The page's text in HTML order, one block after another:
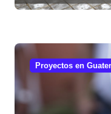
Proyectos en